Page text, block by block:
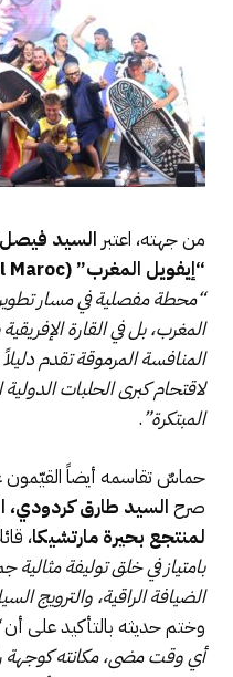
من جهته، اعتبر السيد فيصل
“إيفويل المغرب” (Maroc
“محطة مفصلية في مسار
المغرب، بل في القارة
المنافسة المرموقة تقدم
لاقتحام كبرى الحلبات
المبتكرة”.
حماسٌ تقاسمه أيضاً
صرح السيد طارق كردودي،
لمنتجع بحيرة مارتشيكا،
بامتياز في خلق توليفة
الضيافة الراقية، والترويج
وختم حديثه بالتأكيد على أن
أي وقت مضى، مكانته كوجهة